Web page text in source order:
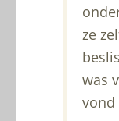
ze
was
vond